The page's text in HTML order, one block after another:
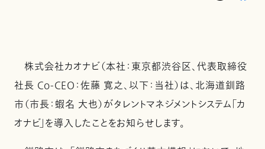
株式会社カオナビ（本社：東京都渋谷区、代表取締役
社長 Co-CEO：佐藤 寛之、以下：当社）は、北海道釧路
市（市長：蝦名 大也）がタレントマネジメントシステム「カ
オナビ」を導入したことをお知らせします。